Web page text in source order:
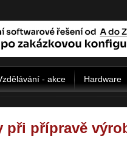
- akce Hardware
přípravě